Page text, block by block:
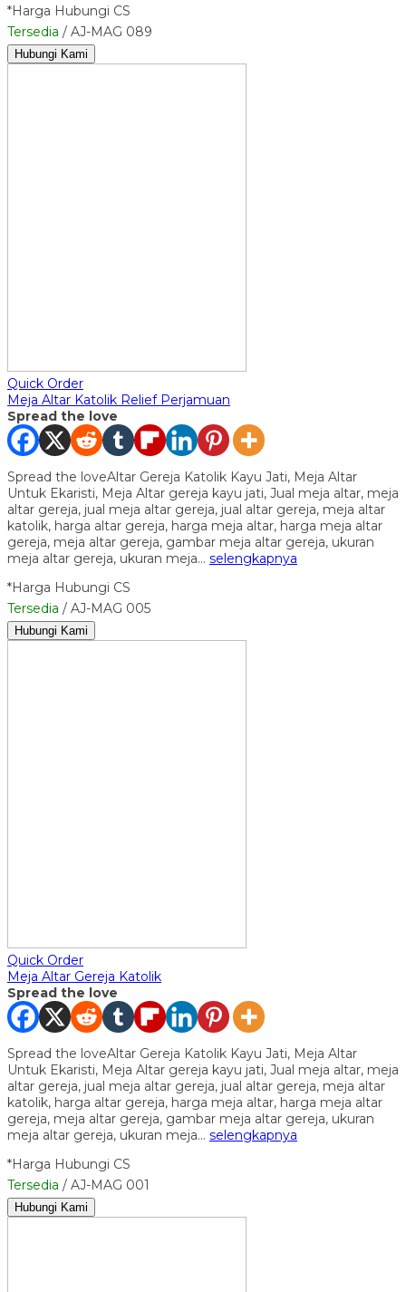
*Harga Hubungi CS
Tersedia / AJ-MAG 089
Hubungi Kami
Quick Order
Meja Altar Katolik Relief Perjamuan
Spread the love
Spread the loveAltar Gereja Katolik Kayu Jati, Meja Altar
Untuk Ekaristi, Meja Altar gereja kayu jati, Jual meja altar, meja
altar gereja, jual meja altar gereja, jual altar gereja, meja altar
katolik, harga altar gereja, harga meja altar, harga meja altar
gereja, meja altar gereja, gambar meja altar gereja, ukuran
meja altar gereja, ukuran meja… selengkapnya
*Harga Hubungi CS
Tersedia / AJ-MAG 005
Hubungi Kami
Quick Order
Meja Altar Gereja Katolik
Spread the love
Spread the loveAltar Gereja Katolik Kayu Jati, Meja Altar
Untuk Ekaristi, Meja Altar gereja kayu jati, Jual meja altar, meja
altar gereja, jual meja altar gereja, jual altar gereja, meja altar
katolik, harga altar gereja, harga meja altar, harga meja altar
gereja, meja altar gereja, gambar meja altar gereja, ukuran
meja altar gereja, ukuran meja… selengkapnya
*Harga Hubungi CS
Tersedia / AJ-MAG 001
Hubungi Kami